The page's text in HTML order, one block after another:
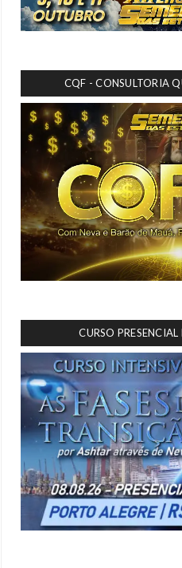
CQF - CONSULTORIA
CURSO